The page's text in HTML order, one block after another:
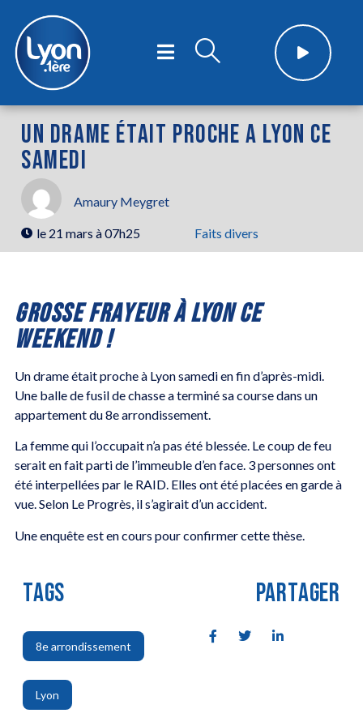
UN DRAME ÉTAIT PROCHE A LYON CE
SAMEDI
Amaury Meygret
le 21 mars à 07h25 Faits divers
GROSSE FRAYEUR À LYON CE
WEEKEND !
Un drame était proche à Lyon samedi en fin d’après-midi.
Une balle de fusil de chasse a terminé sa course dans un
appartement du 8e arrondissement.
La femme qui l’occupait n’a pas été blessée. Le coup de feu
serait en fait parti de l’immeuble d’en face. 3 personnes ont
été interpellées par le RAID. Elles ont été placées en garde à
vue. Selon Le Progrès, il s’agirait d’un accident.
Une enquête est en cours pour confirmer cette thèse.
TAGS
8e arrondissement
,
Lyon
,
PARTAGER